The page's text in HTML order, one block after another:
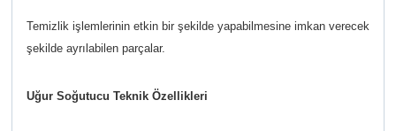
Temizlik işlemlerinin etkin bir şekilde yapabilmesine imkan verecek
şekilde ayrılabilen parçalar.
Uğur Soğutucu Teknik Özellikleri